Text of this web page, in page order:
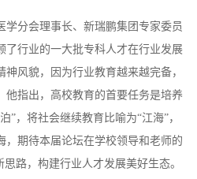
学分会理事长、新瑞鹏集团专家委员
了行业的一大批专科人才在行业发展
风貌，因为行业教育越来越完备，
他指出，高校教育的首要任务是培养
”，将社会继续教育比喻为“江海”，
，期待本届论坛在学校领导和老师的
路，构建行业人才发展美好生态。